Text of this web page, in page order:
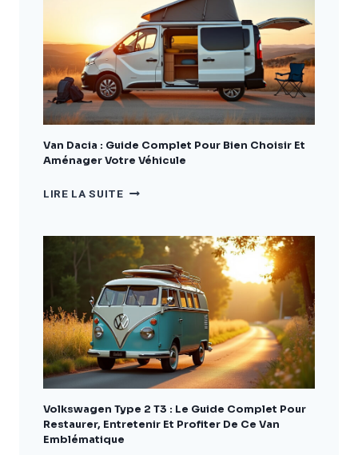
GUIDE
COMPLET
POUR
BIEN
CHOISIR
ET
AMÉNAGER
VOTRE
VÉHICULE
Van Dacia : Guide Complet Pour Bien Choisir Et
Aménager Votre Véhicule
LIRE LA SUITEVAN
GUIDE
COMPLET
POUR
BIEN
CHOISIR
ET
AMÉNAGER
VOTRE
VÉHICULE
Volkswagen Type 2 T3 : Le Guide Complet Pour
Restaurer, Entretenir Et Profiter De Ce Van
Emblématique